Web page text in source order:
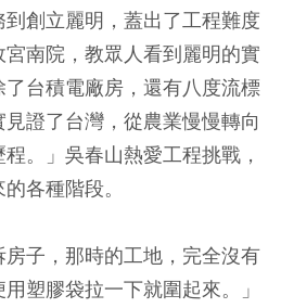
創立麗明，蓋出了工程難度
南院，教眾人看到麗明的實
台積電廠房，還有八度流標
證了台灣，從農業慢慢轉向
。」吳春山熱愛工程挑戰，
各種階段。
房子，那時的工地，完全沒有
塑膠袋拉一下就圍起來。」